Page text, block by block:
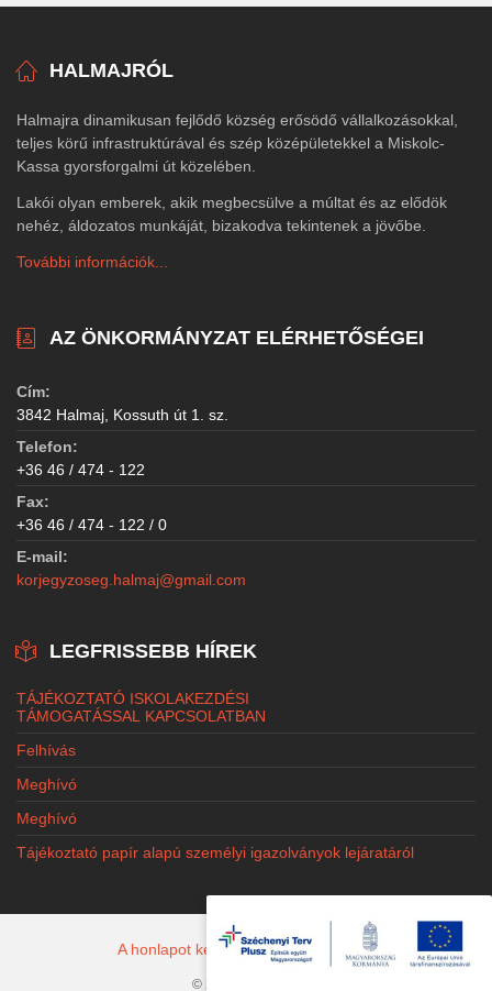
HALMAJRÓL
Halmajra dinamikusan fejlődő község erősödő vállalkozásokkal,
teljes körű infrastruktúrával és szép középületekkel a Miskolc-
Kassa gyorsforgalmi út közelében.
Lakói olyan emberek, akik megbecsülve a múltat és az elődök
nehéz, áldozatos munkáját, bizakodva tekintenek a jövőbe.
További információk...
AZ ÖNKORMÁNYZAT ELÉRHETŐSÉGEI
Cím:
3842 Halmaj, Kossuth út 1. sz.
Telefon:
+36 46 / 474 - 122
Fax:
+36 46 / 474 - 122 / 0
E-mail:
korjegyzoseg.halmaj@gmail.com
LEGFRISSEBB HÍREK
TÁJÉKOZTATÓ ISKOLAKEZDÉSI
TÁMOGATÁSSAL KAPCSOLATBAN
Felhívás
Meghívó
Meghívó
Tájékoztató papír alapú személyi igazolványok lejáratáról
A honlapot készítette: Jacobi Marketing
© 2026 Halmaj.hu